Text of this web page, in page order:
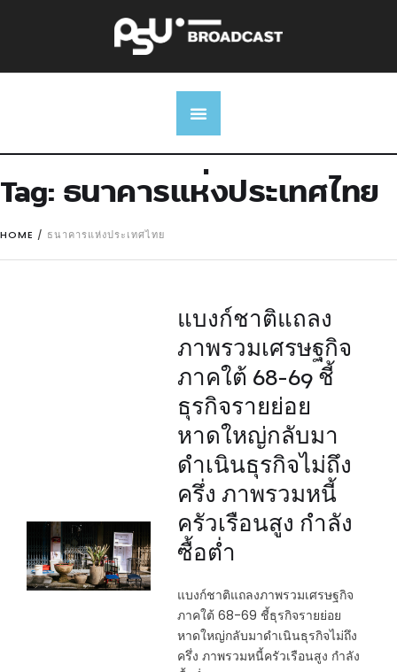
Tag: ธนาคารแห่งประเทศไทย
HOME / ธนาคารแห่งประเทศไทย
แบงก์ชาติแถลง
ภาพรวมเศรษฐกิจ
ภาคใต้ 68-69 ชี้
ธุรกิจรายย่อย
หาดใหญ่กลับมา
ดำเนินธุรกิจไม่ถึง
ครึ่ง ภาพรวมหนี้
ครัวเรือนสูง กำลัง
ซื้อต่ำ
แบงก์ชาติแถลงภาพรวมเศรษฐกิจ
ภาคใต้ 68-69 ชี้ธุรกิจรายย่อย
หาดใหญ่กลับมาดำเนินธุรกิจไม่ถึง
ครึ่ง ภาพรวมหนี้ครัวเรือนสูง กำลัง